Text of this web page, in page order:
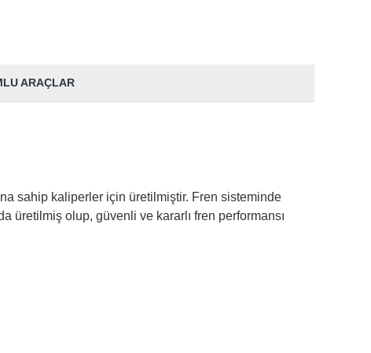
ARAÇLAR
sahip kaliperler için üretilmiştir. Fren sisteminde
üretilmiş olup, güvenli ve kararlı fren performansı